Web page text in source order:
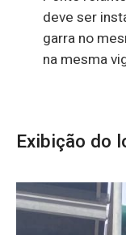
deve ser
garra no
na mesma
Exibição do